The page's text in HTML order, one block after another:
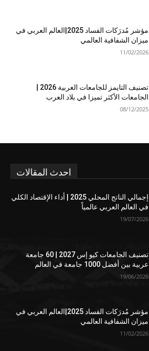
مؤشر مُدرَكات الفساد 2025|العالم العربي في
ميزان الشفافية العالمي
11/02/2026
الجامعات الأكثر تميزا في بلاد العرب
08/12/2025
احدث المقالات
إجمالي الناتج المحلي 2025 | أداء الإقتصاد الكلي
في العالم العربي عالمياً
19/07/2026
تصنيف الجامعات كيو إس 2027 | 60 جامعة
عربية بين أفضل 1000 جامعة في العالم
19/06/2026
مؤشر مُدرَكات الفساد 2025|العالم العربي في
ميزان الشفافية العالمي
11/02/2026